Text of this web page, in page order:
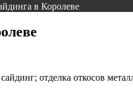
в Королеве
отделка откосов